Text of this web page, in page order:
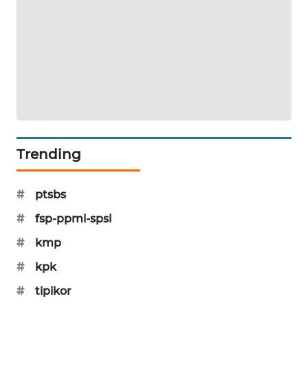
Trending
#
ptsbs
#
fsp-ppmi-spsi
#
kmp
#
kpk
#
tipikor
FORWAMKI
FORJASIDA
TAMBANG
NEWS